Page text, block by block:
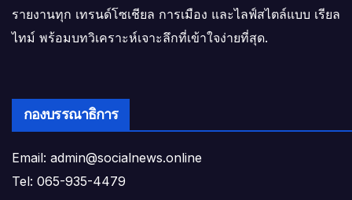
รายงานทุก เทรนด์โซเชียล การเมือง และไลฟ์สไตล์แบบ เรียล
ไทม์ พร้อมบทวิเคราะห์เจาะลึกที่เข้าใจง่ายที่สุด.
กองบรรณาธิการ
Email: admin@socialnews.online
Tel: 065-935-4479